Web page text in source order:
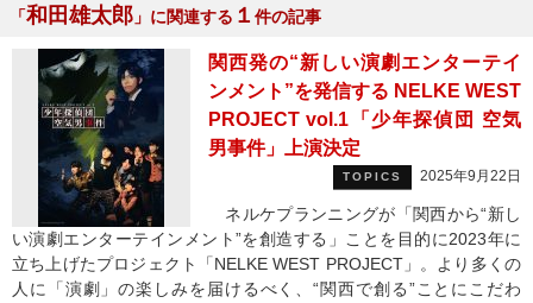
「和田雄太郎 」に関連する １ 件の記事
関西発の“新しい演劇エンターテイ
ンメント”を発信する NELKE WEST
PROJECT vol.1「少年探偵団 空気
男事件」上演決定
TOPICS 2025年9月22日
ネルケプランニングが「関西から“新し
い演劇エンターテインメント”を創造する」ことを目的に2023年に
立ち上げたプロジェクト「NELKE WEST PROJECT」。より多くの
人に「演劇」の楽しみを届けるべく、“関西で創る”ことにこだわ